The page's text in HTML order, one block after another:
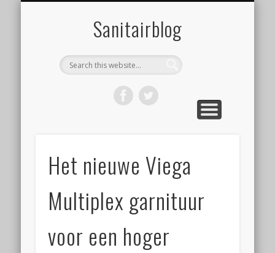
Sanitairblog
Het nieuwe Viega
Multiplex garnituur
voor een hoger